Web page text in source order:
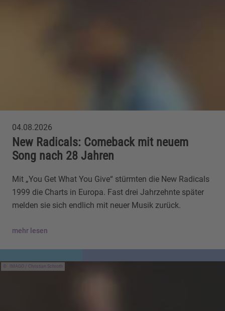
04.08.2026
New Radicals: Comeback mit neuem
Song nach 28 Jahren
Mit „You Get What You Give“ stürmten die New Radicals
1999 die Charts in Europa. Fast drei Jahrzehnte später
melden sie sich endlich mit neuer Musik zurück.
mehr lesen
IMAGO / Christian Schroth